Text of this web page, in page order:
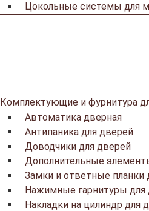
Цокольные системы для
Комплектующие и фурнитура
Автоматика дверная
Антипаника для дверей
Доводчики для дверей
Дополнительные
Замки и ответные планки
Нажимные гарнитуры для
Накладки на цилиндр для